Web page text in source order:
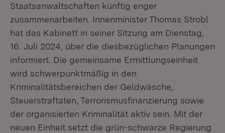
Staatsanwaltschaften künftig enger
zusammenarbeiten. Innenminister Thomas Strobl
hat das Kabinett in seiner Sitzung am Dienstag,
16. Juli 2024, über die diesbezüglichen Planungen
informiert. Die gemeinsame Ermittlungseinheit
wird schwerpunktmäßig in den
Kriminalitätsbereichen der Geldwäsche,
Steuerstraftaten, Terrorismusfinanzierung sowie
der organisierten Kriminalität aktiv sein. Mit der
neuen Einheit setzt die grün-schwarze Regierung